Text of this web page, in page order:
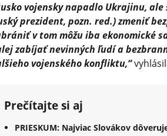
vojensky napadlo Ukrajinu,
prezident, pozn. red.) zmeniť
v tom môžu iba ekonomické
zabíjať nevinných ľudí a
vojenského konfliktu,“
Prečítajte si aj
PRIESKUM: Najviac Slovákov